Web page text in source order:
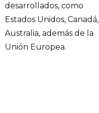
desarrollados, como
Estados Unidos, Canadá,
Australia, además de la
Unión Europea.